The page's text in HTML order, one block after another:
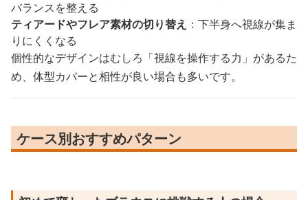
バランスを整える
ティアードやフレア素材の切り替え ：下半身へ視線が集ま
りにくくなる
個性的なデザインはむしろ「視線を操作する力」があるた
め、体型カバーと相性が良い場合も多いです。
ケース別おすすめパターン